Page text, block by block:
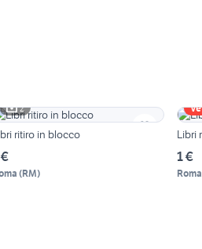
2
ritiro in blocco
(RM)
Libri
1 €
Roma